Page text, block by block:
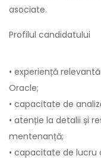
asociate.
Profilul candidatului
• experiență
Oracle;
• capacitate de
• atenție la detalii și
mentenanță;
• capacitate de lucru